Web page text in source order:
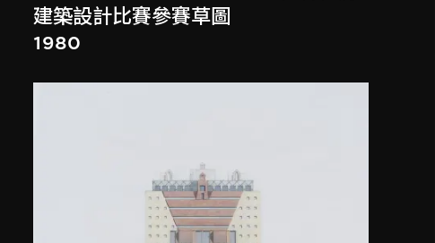
建築設計比賽參賽草圖
1980